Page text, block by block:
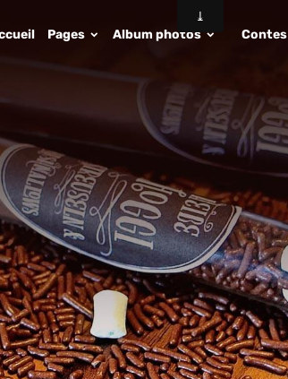
Pages Album photos Contes